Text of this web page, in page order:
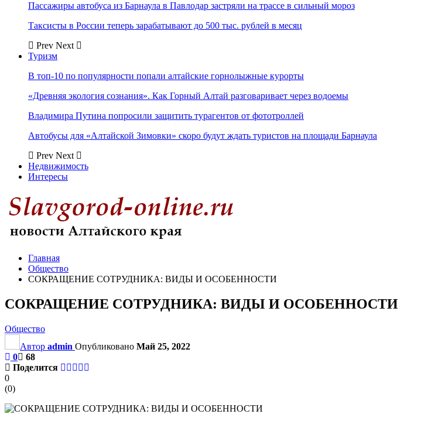
Пассажиры автобуса из Барнаула в Павлодар застряли на трассе в сильный мороз
Таксисты в России теперь зарабатывают до 500 тыс. рублей в месяц
Prev Next
Туризм
В топ-10 по популярности попали алтайские горнолыжные курорты
«Древняя экология сознания». Как Горный Алтай разговаривает через водоемы
Владимира Путина попросили защитить турагентов от фототроллей
Автобусы для «Алтайской Зимовки» скоро будут ждать туристов на площади Барнаула
Prev Next
Недвижимость
Интересы
Главная
Общество
СОКРАЩЕНИЕ СОТРУДНИКА: ВИДЫ И ОСОБЕННОСТИ
СОКРАЩЕНИЕ СОТРУДНИКА: ВИДЫ И ОСОБЕННОСТИ
Общество
Автор admin Опубликовано Май 25, 2022
0
68
Поделится
0
(0)